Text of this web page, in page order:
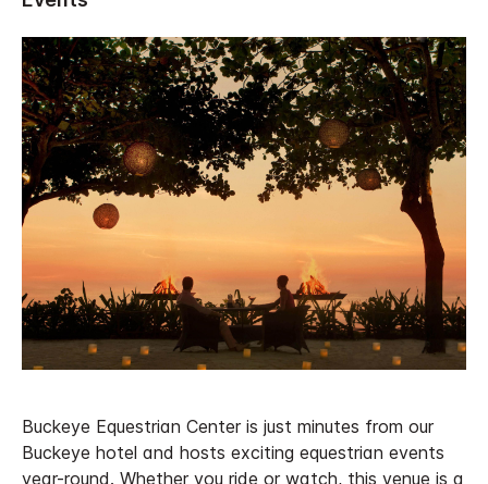
Buckeye Equestrian Center is just minutes from our
Buckeye hotel and hosts exciting equestrian events
year-round. Whether you ride or watch, this venue is a